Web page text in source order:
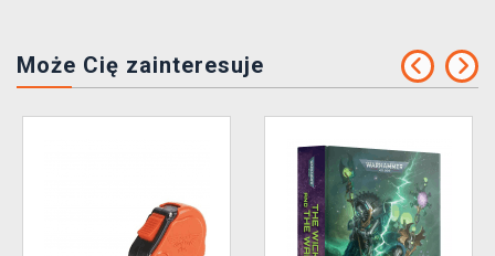
Może Cię zainteresuje